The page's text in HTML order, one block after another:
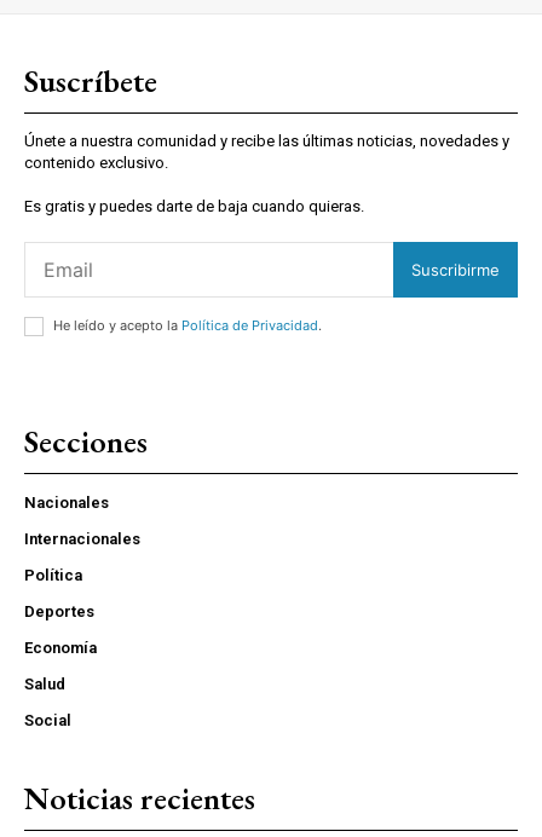
Suscríbete
Únete a nuestra comunidad y recibe las últimas noticias, novedades y
contenido exclusivo.
Es gratis y puedes darte de baja cuando quieras.
Suscribirme
He leído y acepto la Política de Privacidad.
Secciones
Nacionales
Internacionales
Política
Deportes
Economía
Salud
Social
Noticias recientes